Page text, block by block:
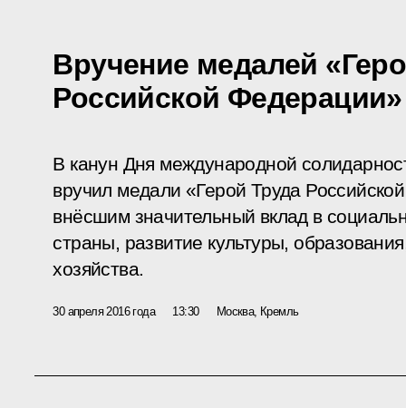
Вручение медалей
Российской Федерации»
В канун Дня международной
вручил медали «Герой Труда
внёсшим значительный вклад в
страны, развитие культуры,
хозяйства.
30 апреля 2016 года 13:30 Москва, Кремль